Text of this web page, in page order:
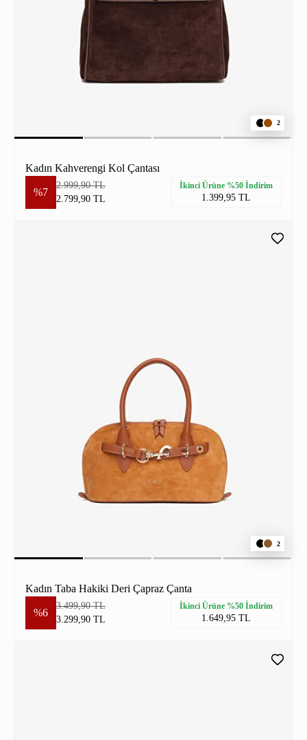
2
Kadın Kahverengi Kol Çantası
%7
2.999,90 TL
2.799,90 TL
İkinci Ürüne %50 İndirim
1.399,95 TL
2
Kadın Taba Hakiki Deri Çapraz Çanta
%6
3.499,90 TL
3.299,90 TL
İkinci Ürüne %50 İndirim
1.649,95 TL